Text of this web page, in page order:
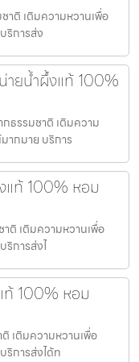
าติ เติมความหวานเพื่อ
ริการส่ง
ายน้ำผึ้งแท้ 100%
ธรรมชาติ เติมความ
ากมาย บริการ
แท้ 100% หอม
ติ เติมความหวานเพื่อ
ริการส่งไ
ท้ 100% หอม
เติมความหวานเพื่อ
ริการส่งได้ท